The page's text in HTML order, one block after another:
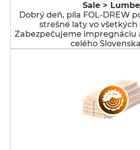
Sale >
Dobrý deň, píla FOL-DREW
strešné laty vo všetkých
Zabezpečujeme impregnáciu
celého